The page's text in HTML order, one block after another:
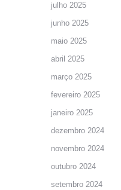
julho 2025
junho 2025
maio 2025
abril 2025
março 2025
fevereiro 2025
janeiro 2025
dezembro 2024
novembro 2024
outubro 2024
setembro 2024